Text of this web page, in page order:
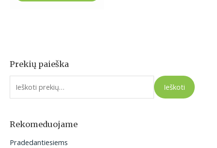
Prekių paieška
I
e
o
Ieškoti
Rekomeduojame
Pradedantiesiems